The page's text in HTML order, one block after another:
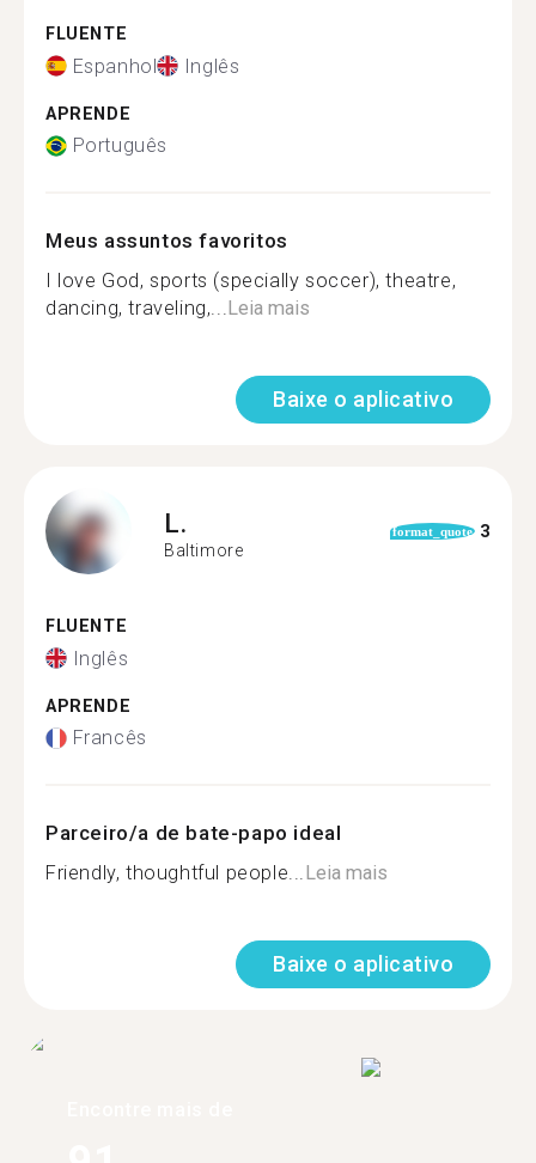
FLUENTE
Espanhol Inglês
APRENDE
Português
Meus assuntos favoritos
I love God, sports (specially soccer), theatre,
dancing, traveling,...Leia mais
Baixe o aplicativo
L.
Baltimore
format_quote 3
FLUENTE
Inglês
APRENDE
Francês
Parceiro/a de bate-papo ideal
Friendly, thoughtful people...Leia mais
Baixe o aplicativo